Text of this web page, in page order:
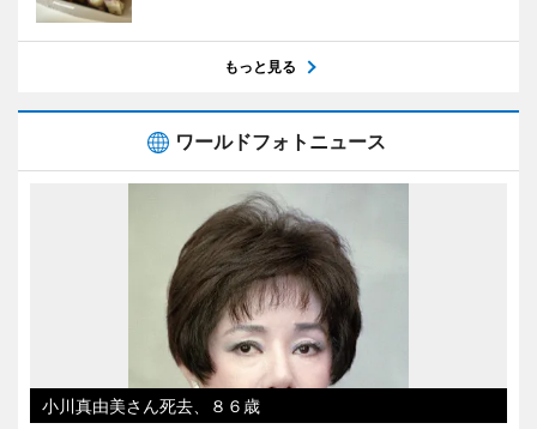
もっと見る
ワールドフォトニュース
小川真由美さん死去、８６歳